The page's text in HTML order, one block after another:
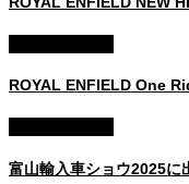
ROYAL ENFIELD One
富山輸入車ショウ2025に